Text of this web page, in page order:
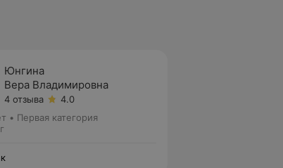
Юнгина
Вера Владимировна
4 отзыва
4.0
• Первая категория